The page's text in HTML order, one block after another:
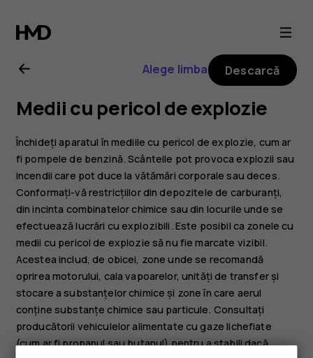
Ghid
de
utilizare
Nokia
8.1
Alege limba Descarcă
Medii cu pericol de explozie
Închideți aparatul în mediile cu pericol de explozie, cum ar
fi pompele de benzină. Scânteile pot provoca explozii sau
incendii care pot duce la vătămări corporale sau deces.
Conformați-vă restricțiilor din depozitele de carburanți,
din incinta combinatelor chimice sau din locurile unde se
efectuează lucrări cu explozibili. Este posibil ca zonele cu
medii cu pericol de explozie să nu fie marcate vizibil.
Acestea includ, de obicei, zone unde se recomandă
oprirea motorului, cala vapoarelor, unități de transfer și
stocare a substanțelor chimice și zone în care aerul
conține substanțe chimice sau particule. Consultați
producătorii vehiculelor alimentate cu gaze lichefiate
(cum ar fi propanul sau butanul) pentru a stabili dacă